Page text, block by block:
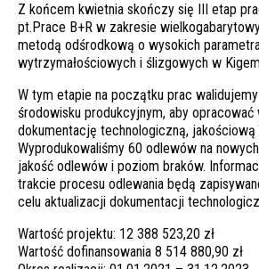
Z końcem kwietnia skończy się III etap
pt.Prace B+R w zakresie
metodą odśrodkową o wysokich
wytrzymałościowych i ślizgowych w
W tym etapie na początku prac
środowisku produkcyjnym, aby opracować
dokumentację technologiczną, jakościową
Wyprodukowaliśmy 60 odlewów na
jakość odlewów i poziom braków.
trakcie procesu odlewania będą
celu aktualizacji dokumentacji
Wartość projektu: 12 388 523,20 zł
Wartość dofinansowania 8 514 880,90 zł